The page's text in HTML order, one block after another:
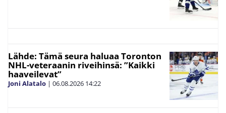
Lähde: Tämä seura haluaa Toronton
NHL-veteraanin riveihinsä: ”Kaikki
haaveilevat”
Joni Alatalo | 06.08.2026 14:22